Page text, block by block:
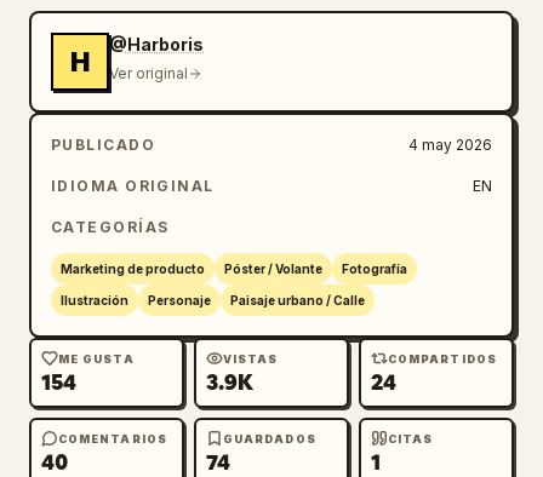
fotorrealistas, alto contraste, toma con
calidad de revista de moda.
H
@Harboris
Ver original
PUBLICADO 4 may 2026
IDIOMA ORIGINAL EN
CATEGORÍAS
Marketing de producto Póster / Volante Fotografía
Ilustración Personaje Paisaje urbano / Calle
ME GUSTA
154
VISTAS
3.9K
COMPARTIDOS
24
COMENTARIOS
40
GUARDADOS
74
CITAS
1